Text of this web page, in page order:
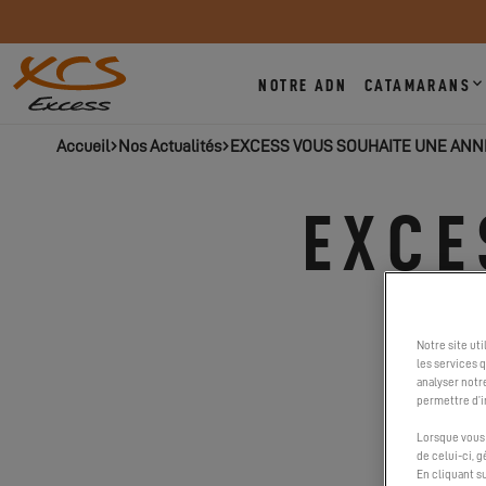
NOTRE ADN CATAMARANS
Accueil Nos Actualités EXCESS VOUS SOUHAITE UNE
Notre site
les services
analyser
permettre
Lorsque
de celui-ci,
En cliquant